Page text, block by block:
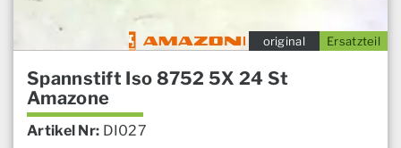
Ersatzteil
original
Spannstift Iso 8752 5X 24 St
Amazone
Artikel Nr: DI027